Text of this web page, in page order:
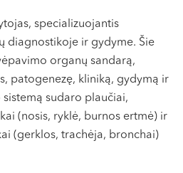
specializuojantis
diagnostikoje ir gydyme. Šie
organų sandarą,
patogenezę, kliniką, gydymą ir
sudaro plaučiai,
(nosis, ryklė, burnos ertmė) ir
(gerklos, trachėja, bronchai)